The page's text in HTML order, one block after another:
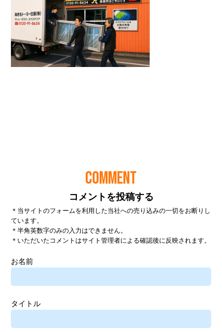
COMMENT
コメントを投稿する
＊当サイトのフォームを利用した当社への売り込みの一切をお断りし
ています。
＊半角英数字のみの入力はできません。
＊いただいたコメントはサイト管理者による確認後に反映されます。
お名前
タイトル